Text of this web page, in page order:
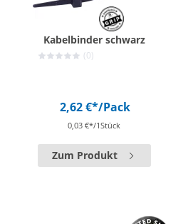
Kabelbinder schwarz
(0)
2,62 €*/Pack
0,03 €*/1Stück
Zum Produkt